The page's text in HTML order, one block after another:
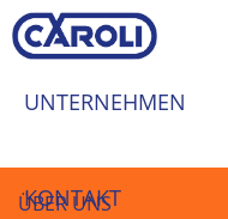
UNTERNEHMEN
ÜBER UNS
KONTAKT